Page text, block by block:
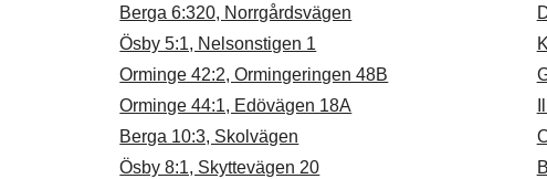
Berga 6:320, Norrgårdsvägen
Ösby 5:1, Nelsonstigen 1
Orminge 42:2, Ormingeringen 48B
Orminge 44:1, Edövägen 18A
Berga 10:3, Skolvägen
Ösby 8:1, Skyttevägen 20